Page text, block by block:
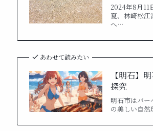
2024年8月11
夏、林崎松
へ…
あわせて読みたい
【明石】
探究
明石市はバ
の美しい自